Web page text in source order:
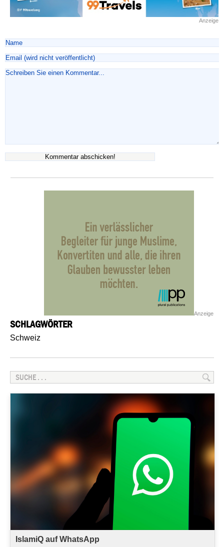
Anzeige
Anzeige
SCHLAGWÖRTER
Schweiz
IslamiQ auf WhatsApp